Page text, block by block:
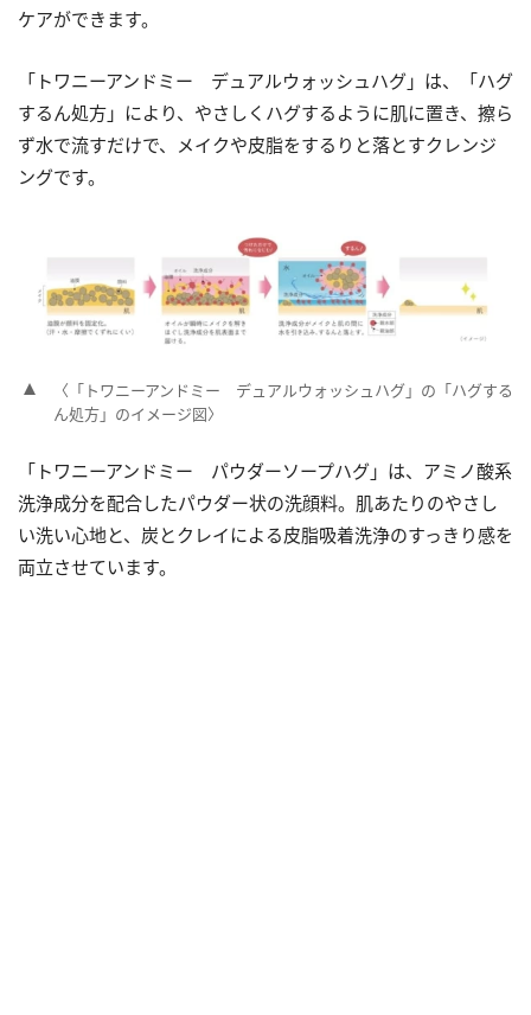
ケアができます。
「トワニーアンドミー デュアルウォッシュハグ」は、「ハグ
するん処方」により、やさしくハグするように肌に置き、擦ら
ず水で流すだけで、メイクや皮脂をするりと落とすクレンジ
ングです。
〈「トワニーアンドミー デュアルウォッシュハグ」の「ハグする
ん処方」のイメージ図〉
「トワニーアンドミー パウダーソープハグ」は、アミノ酸系
洗浄成分を配合したパウダー状の洗顔料。肌あたりのやさし
い洗い心地と、炭とクレイによる皮脂吸着洗浄のすっきり感を
両立させています。